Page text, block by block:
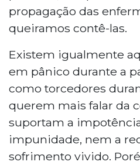
propagação das
queiramos contê-las.
Existem igualmente
em pânico durante a
como torcedores
querem mais falar da
suportam a
impunidade, nem a
sofrimento vivido.